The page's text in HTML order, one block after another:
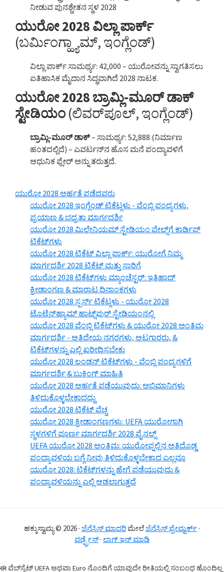
ನೀಡುವ ಪುನಶ್ಚೇತನ ಸ್ಥಳ 2028
ಯುರೋ 2028 ವಿಲ್ಲಾ ಪಾರ್ಕ್
(ಬರ್ಮಿಂಗ್ಹ್ಯಾಮ್, ಇಂಗ್ಲೆಂಡ್)
ವಿಲ್ಲಾ ಪಾರ್ಕ್ ಸಾಮರ್ಥ್ಯ: 42,000 – ಯುರೋವನ್ನು ಸ್ವಾಗತಿಸಲು
ಐತಿಹಾಸಿಕ ಮೈದಾನ ಸಿದ್ಧವಾಗಿದೆ 2028 ನಾಟಕ.
ಯುರೋ 2028 ಬ್ರಾಮ್ಲಿ-ಮೂರ್ ಡಾಕ್
ಸ್ಟೇಡಿಯಂ (ಲಿವರ್‌ಪೂಲ್, ಇಂಗ್ಲೆಂಡ್)
ಬ್ರಾಮ್ಲಿ-ಮೂರ್ ಡಾಕ್– ಸಾಮರ್ಥ್ಯ: 52,888 (ನಿರ್ಮಾಣ
ಹಂತದಲ್ಲಿದೆ) – ಎವರ್ಟನ್‌ನ ಹೊಸ ಮನೆ ಪಂದ್ಯಾವಳಿಗೆ
ಆಧುನಿಕ ಫ್ಲೇರ್ ಅನ್ನು ತರುತ್ತದೆ.
ಯುರೋ 2028 ಅರ್ಹತೆ ಪಡೆದವರು
ಯುರೋ 2028 ಇಂಗ್ಲೆಂಡ್ ಟಿಕೆಟ್ಗಳು - ವೆಂಬ್ಲಿ ಪಂದ್ಯಗಳು,
ಪ್ರಯಾಣ & ಭದ್ರತಾ ಮಾರ್ಗದರ್ಶಿ
ಯುರೋ 2028 ಮಿಲೇನಿಯಮ್ ಸ್ಟೇಡಿಯಂ ವೇಲ್ಸ್‌ಗೆ ಕಾರ್ಡಿಫ್
ಟಿಕೆಟ್‌ಗಳು
ಯುರೋ 2028 ಟಿಕೆಟ್ ವಿಲ್ಲಾ ಪಾರ್ಕ್: ಯುರೋಗೆ ನಿಮ್ಮ
ಮಾರ್ಗದರ್ಶಿ 2028 ಟಿಕೆಟ್ ಮತ್ತು ಸಾರಿಗೆ
ಯುರೋ 2028 ಟಿಕೆಟ್‌ಗಳು ಮ್ಯಾಂಚೆಸ್ಟರ್: ಇತಿಹಾದ್
ಕ್ರೀಡಾಂಗಣ & ಮಾರಾಟ ದಿನಾಂಕಗಳು
ಯುರೋ 2028 ಸ್ಪರ್ಸ್ ಟಿಕೆಟ್ಗಳು - ಯುರೋ 2028
ಟೊಟೆನ್‌ಹ್ಯಾಮ್ ಹಾಟ್ಸ್‌ಪುರ್ ಸ್ಟೇಡಿಯಂನಲ್ಲಿ
ಯುರೋ 2028 ವೆಂಬ್ಲಿ ಟಿಕೆಟ್‌ಗಳು & ಯುರೋ 2028 ಅಂತಿಮ
ಮಾರ್ಗದರ್ಶಿ - ಆತಿಥೇಯ ನಗರಗಳು, ಆಟಗಾರರು, &
ಟಿಕೆಟ್‌ಗಳನ್ನು ಎಲ್ಲಿ ಖರೀದಿಸಬೇಕು
ಯುರೋ 2028 ಲಂಡನ್ ಟಿಕೆಟ್‌ಗಳು - ವೆಂಬ್ಲಿ ಪಂದ್ಯಗಳಿಗೆ
ಮಾರ್ಗದರ್ಶಿ & ಬುಕಿಂಗ್ ಮಾಹಿತಿ
ಯುರೋ 2028 ಅರ್ಹತೆ ಪಡೆಯುವುದು: ಅಭಿಮಾನಿಗಳು
ತಿಳಿದುಕೊಳ್ಳಬೇಕಾದದ್ದು
ಯುರೋ 2028 ಟಿಕೆಟ್ ವೆಚ್ಚ
ಯುರೋ 2028 ಕ್ರೀಡಾಂಗಣಗಳು: UEFA ಯುರೋಗಾಗಿ
ಸ್ಥಳಗಳಿಗೆ ಪೂರ್ಣ ಮಾರ್ಗದರ್ಶಿ 2028 ಫೈನಲ್ಸ್
UEFA ಯುರೋ 2028 ಅಂತಿಮ: ಯುರೋಪ್ನಲ್ಲಿನ ಅತಿದೊಡ್ಡ
ಪಂದ್ಯಾವಳಿಯ ಬಗ್ಗೆ ನೀವು ತಿಳಿದುಕೊಳ್ಳಬೇಕಾದ ಎಲ್ಲವೂ
ಯುರೋ 2028: ಟಿಕೆಟ್‌ಗಳನ್ನು ಹೇಗೆ ಪಡೆಯುವುದು &
ಪಂದ್ಯಾವಳಿಯನ್ನು ಎಲ್ಲಿ ಆಡಲಾಗುತ್ತದೆ
ಹಕ್ಕುಸ್ವಾಮ್ಯ © 2026 · ಜೆನೆಸಿಸ್ ಮಾದರಿಮೇಲೆಜೆನೆಸಿಸ್ ಫ್ರೇಮ್ವರ್ಕ್ ·
ವರ್ಡ್ಪ್ರೆಸ್· ಲಾಗ್ ಇನ್ ಮಾಡಿ
ಈ ವೆಬ್‌ಸೈಟ್ UEFA ಅಥವಾ Euro ನೊಂದಿಗೆ ಯಾವುದೇ ರೀತಿಯಲ್ಲಿ ಸಂಬಂಧ ಹೊಂದಿಲ್ಲ